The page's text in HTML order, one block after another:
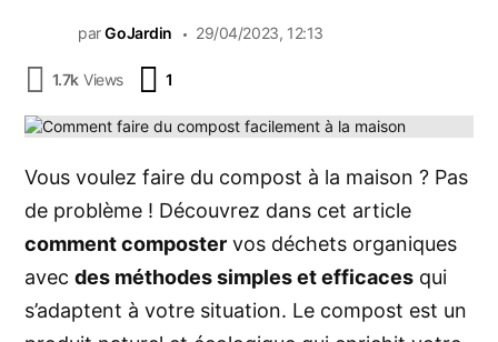
par GoJardin 29/04/2023, 12:13
1.7k Views 1
Vous voulez faire du compost à la maison ? Pas
de problème ! Découvrez dans cet article
comment composter vos déchets organiques
avec des méthodes simples et efficaces qui
s’adaptent à votre situation. Le compost est un